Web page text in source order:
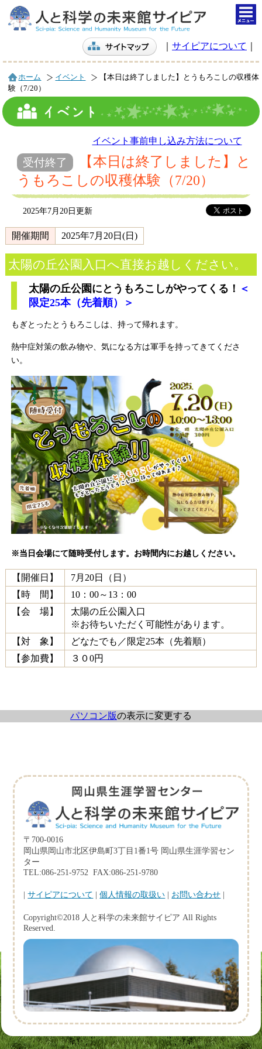
サイピアについて
ホーム イベント
【本日は終了しました】とうもろこしの収穫体
験（7/20）
イベント事前申し込み方法について
受付終了
【本日は終了しました】と
うもろこしの収穫体験（7/20）
2025年7月20日更新
開催期間 2025年7月20日(日)
太陽の丘公園入口へ直接お越しください。
太陽の丘公園にとうもろこしがやってくる！ ＜
限定25本（先着順）＞
もぎとったとうもろこしは、持って帰れます。
熱中症対策の飲み物や、気になる方は軍手を持ってきてくださ
い。
※当日会場にて随時受付します。お時間内にお越しください。
【開催日】
7月20日（日）
【時 間】
10：00～13：00
【会 場】
太陽の丘公園入口
※お待ちいただく可能性があります。
【対 象】
どなたでも／限定25本（先着順）
【参加費】
３０0円
パソコン版の表示に変更する
〒700-0016
岡山県岡山市北区伊島町3丁目1番1号 岡山県生涯学習セン
ター
TEL:086-251-9752 FAX:086-251-9780
|サイピアについて |個人情報の取扱い | お問い合わせ |
Copyright©2018 人と科学の未来館サイピア All Rights
Reserved.